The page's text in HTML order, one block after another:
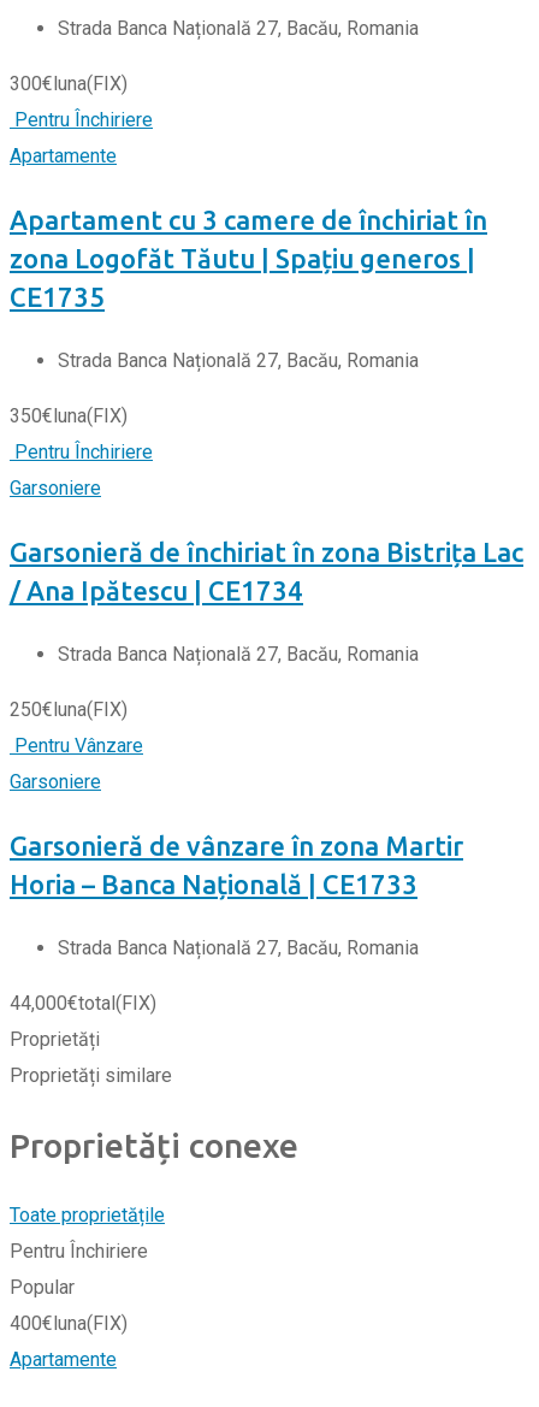
Strada Banca Națională 27, Bacău, Romania
300€luna(FIX)
Pentru Închiriere
Apartamente
Apartament cu 3 camere de închiriat în
zona Logofăt Tăutu | Spațiu generos |
CE1735
Strada Banca Națională 27, Bacău, Romania
350€luna(FIX)
Pentru Închiriere
Garsoniere
Garsonieră de închiriat în zona Bistrița Lac
/ Ana Ipătescu | CE1734
Strada Banca Națională 27, Bacău, Romania
250€luna(FIX)
Pentru Vânzare
Garsoniere
Garsonieră de vânzare în zona Martir
Horia – Banca Națională | CE1733
Strada Banca Națională 27, Bacău, Romania
44,000€total(FIX)
Proprietăți
Proprietăți similare
Proprietăți conexe
Toate proprietățile
Pentru Închiriere
Popular
400€luna(FIX)
Apartamente